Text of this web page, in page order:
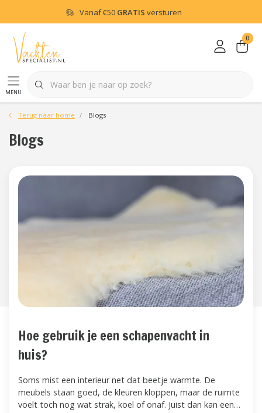
Vanaf€50 GRATIS versturen
menu
0
Terug naar home Blogs
Blogs
Hoe gebruik je een schapenvacht in
huis?
Soms mist een interieur net dat beetje warmte. De
meubels staan goed, de kleuren kloppen, maar de ruimte
voelt toch nog wat strak, koel of onaf. Juist dan kan een